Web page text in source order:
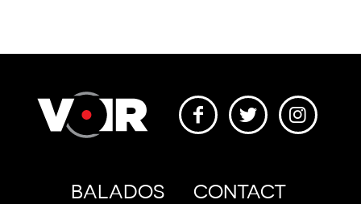
BALADOS CONTACT